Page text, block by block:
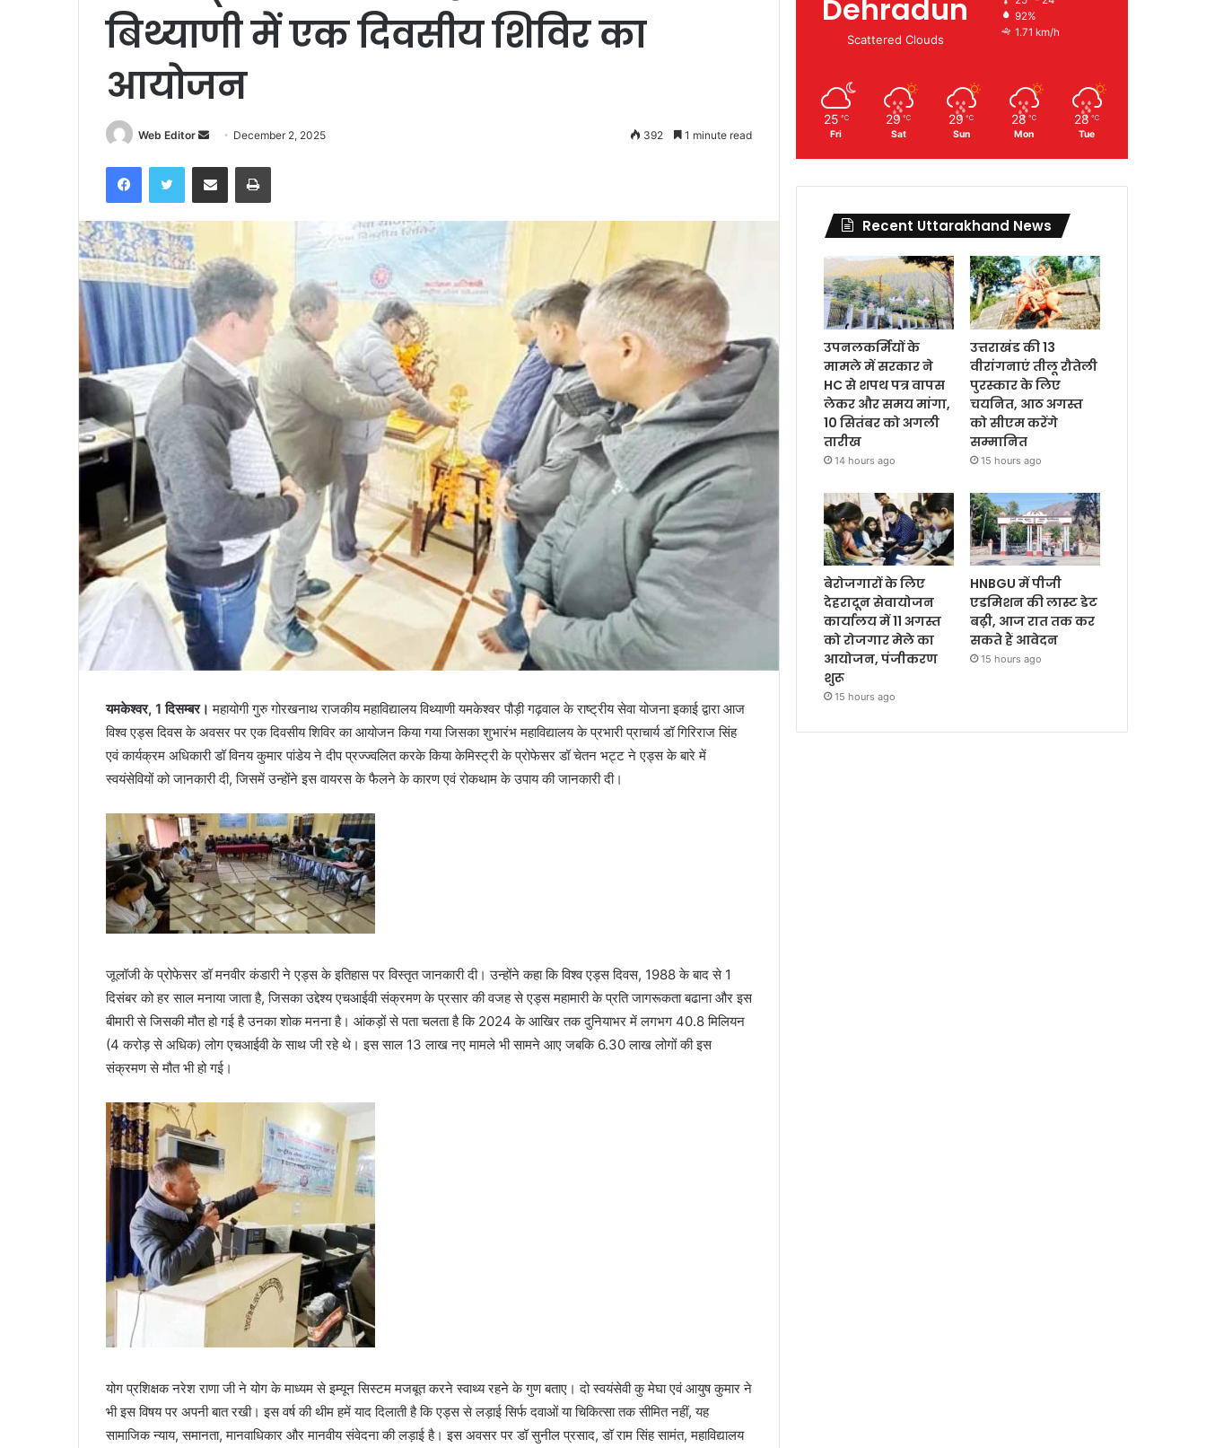
बिथ्याणी में एक दिवसीय शिविर का
आयोजन
Web Editor
Send
email
December 2, 2025 392 1 minute read
FacebookTwitter Share via Email Print
यमकेश्वर, 1 दिसम्बर। महायोगी गुरु गोरखनाथ राजकीय महाविद्यालय विथ्याणी यमकेश्वर पौड़ी गढ़वाल के राष्ट्रीय सेवा योजना इकाई द्वारा आज
विश्व एड्स दिवस के अवसर पर एक दिवसीय शिविर का आयोजन किया गया जिसका शुभारंभ महाविद्यालय के प्रभारी प्राचार्य डॉ गिरिराज सिंह
एवं कार्यक्रम अधिकारी डॉ विनय कुमार पांडेय ने दीप प्रज्ज्वलित करके किया केमिस्ट्री के प्रोफेसर डॉ चेतन भट्ट ने एड्स के बारे में
स्वयंसेवियों को जानकारी दी, जिसमें उन्होंने इस वायरस के फैलने के कारण एवं रोकथाम के उपाय की जानकारी दी।
जूलॉजी के प्रोफेसर डॉ मनवीर कंडारी ने एड्स के इतिहास पर विस्तृत जानकारी दी। उन्होंने कहा कि विश्व एड्स दिवस, 1988 के बाद से 1
दिसंबर को हर साल मनाया जाता है, जिसका उद्देश्य एचआईवी संक्रमण के प्रसार की वजह से एड्स महामारी के प्रति जागरूकता बढाना और इस
बीमारी से जिसकी मौत हो गई है उनका शोक मनना है। आंकड़ों से पता चलता है कि 2024 के आखिर तक दुनियाभर में लगभग 40.8 मिलियन
(4 करोड़ से अधिक) लोग एचआईवी के साथ जी रहे थे। इस साल 13 लाख नए मामले भी सामने आए जबकि 6.30 लाख लोगों की इस
संक्रमण से मौत भी हो गई।
योग प्रशिक्षक नरेश राणा जी ने योग के माध्यम से इम्यून सिस्टम मजबूत करने स्वाथ्य रहने के गुण बताए। दो स्वयंसेवी कु मेघा एवं आयुष कुमार ने
भी इस विषय पर अपनी बात रखी। इस वर्ष की थीम हमें याद दिलाती है कि एड्स से लड़ाई सिर्फ दवाओं या चिकित्सा तक सीमित नहीं, यह
सामाजिक न्याय, समानता, मानवाधिकार और मानवीय संवेदना की लड़ाई है। इस अवसर पर डॉ सुनील प्रसाद, डॉ राम सिंह सामंत, महाविद्यालय
Dehradun
Scattered Clouds
92%
1.71 km/h
25 ℃
Fri
29 ℃
Sat
29 ℃
Sun
28 ℃
Mon
28 ℃
Tue
Recent Uttarakhand News
उपनलकर्मियों के
मामले में सरकार ने
HC से शपथ पत्र वापस
लेकर और समय मांगा,
10 सितंबर को अगली
तारीख
14 hours ago
उत्तराखंड की 13
वीरांगनाएं तीलू रौतेली
पुरस्कार के लिए
चयनित, आठ अगस्त
को सीएम करेंगे
सम्मानित
15 hours ago
बेरोजगारों के लिए
देहरादून सेवायोजन
कार्यालय में 11 अगस्त
को रोजगार मेले का
आयोजन, पंजीकरण
शुरू
15 hours ago
HNBGU में पीजी
एडमिशन की लास्ट डेट
बढ़ी, आज रात तक कर
सकते हैं आवेदन
15 hours ago